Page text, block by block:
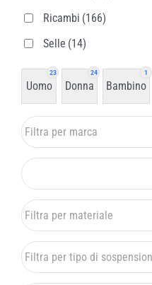
Ricambi (166)
Selle (14)
23
Uomo
24
Donna
1
Bambino